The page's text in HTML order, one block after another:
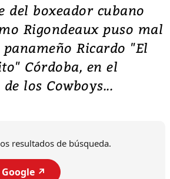
del boxeador cubano
Rigondeaux puso mal
Ricardo "El
Córdoba, en el
los Cowboys...
resultados de búsqueda.
↗️
Video: Lula lanza su
candidatura con
promesas de inversión
en defensa, educación y
tierras raras